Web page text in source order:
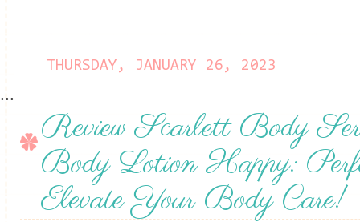
THURSDAY, JANUARY 26, 2023
...
Review Scarlett Body
Body Lotion Happy:
Elevate Your Body Care!